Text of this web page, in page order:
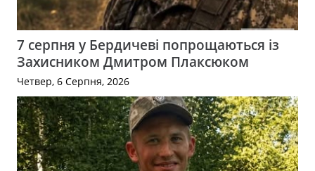
7 серпня у Бердичеві попрощаються із
Захисником Дмитром Плаксюком
Четвер, 6 Серпня, 2026